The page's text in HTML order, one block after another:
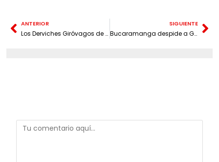
ANTERIOR
Los Derviches Giróvagos de Estambul llegan a Bucaramanga: una ceremonia declarada Patrimonio Inmaterial de la Humanidad
SIGUIENTE
Bucaramanga despide a Gabriel Jesús Latorre Carvajal, una voz fundamental de su memoria, compositor de su himno y gestor cultural